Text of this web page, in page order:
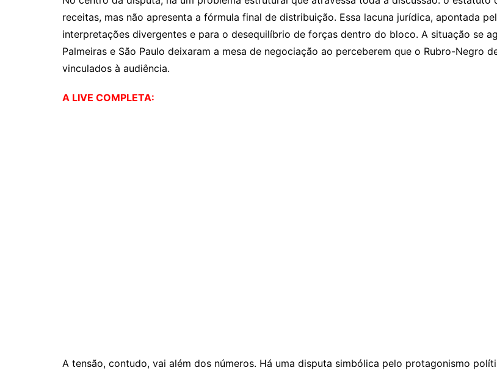
receitas, mas não apresenta a fórmula final de distribuição. Essa lacuna jurídica, apontada
interpretações divergentes e para o desequilíbrio de forças dentro do bloco. A situação se
Palmeiras e São Paulo deixaram a mesa de negociação ao perceberem que o Rubro-Negro
vinculados à audiência.
A LIVE COMPLETA:
A tensão, contudo, vai além dos números. Há uma disputa simbólica pelo protagonismo